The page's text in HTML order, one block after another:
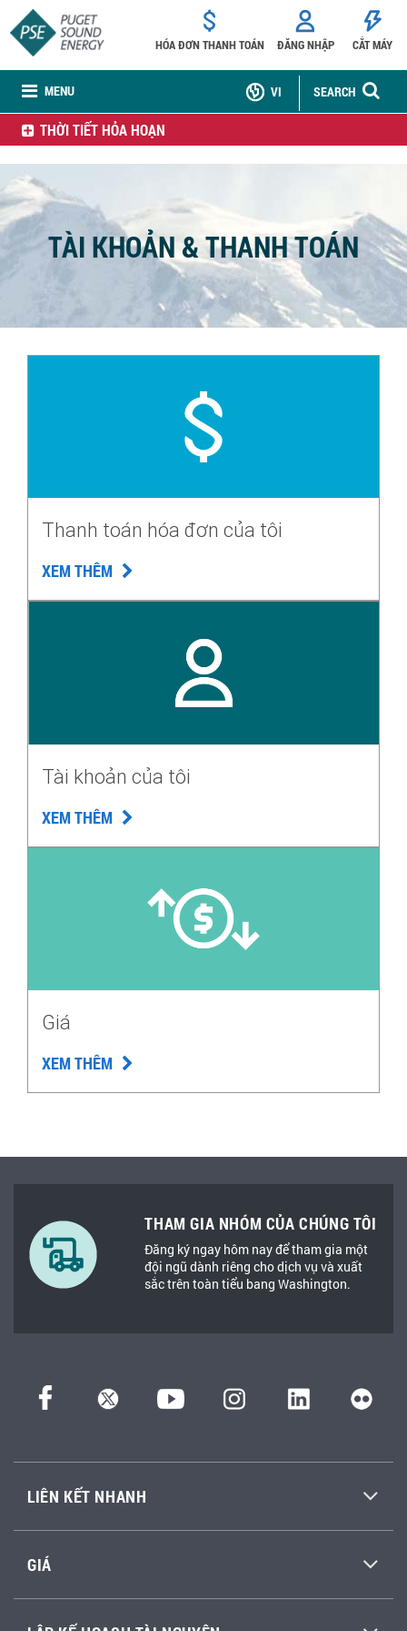
MENU
HÓA ĐƠN THANH TOÁN ĐĂNG NHẬP CẮT MÁY
SEARCH
VI
THỜI TIẾT HỎA HOẠN
TÀI KHOẢN & THANH TOÁN
Thanh toán hóa đơn của tôi
XEM THÊM
Tài khoản của tôi
XEM THÊM
Giá
XEM THÊM
THAM GIA NHÓM CỦA CHÚNG TÔI
Đăng ký ngay hôm nay để tham gia một
đội ngũ dành riêng cho dịch vụ và xuất
sắc trên toàn tiểu bang Washington.
LIÊN KẾT NHANH
GIÁ